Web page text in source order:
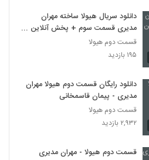
دانلود سریال هیولا ساخته مهران
مدیری قسمت سوم + پخش آنلاین
قسمت ها - -
قسمت دوم هیولا
۱۹۵ بازدید
دانلود رایگان قسمت دوم هیولا مهران
مدیری - پیمان قاسمخانی
قسمت دوم هیولا
۲,۹۳۲ بازدید
قسمت دوم هیولا - مهران مدیری